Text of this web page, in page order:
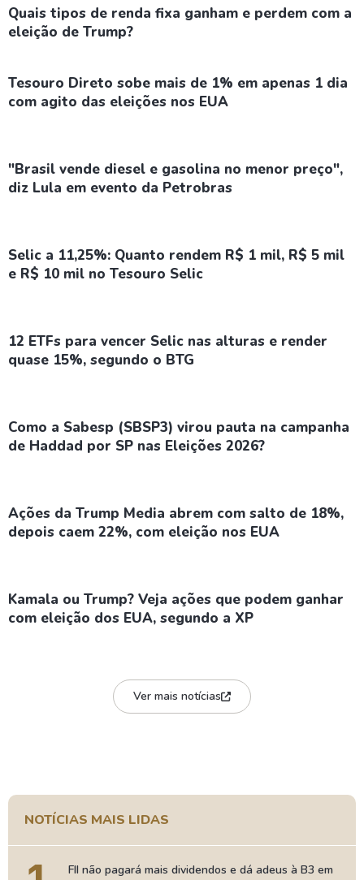
Quais tipos de renda fixa ganham e perdem com a
eleição de Trump?
Tesouro Direto sobe mais de 1% em apenas 1 dia
com agito das eleições nos EUA
"Brasil vende diesel e gasolina no menor preço",
diz Lula em evento da Petrobras
Selic a 11,25%: Quanto rendem R$ 1 mil, R$ 5 mil
e R$ 10 mil no Tesouro Selic
12 ETFs para vencer Selic nas alturas e render
quase 15%, segundo o BTG
Como a Sabesp (SBSP3) virou pauta na campanha
de Haddad por SP nas Eleições 2026?
Ações da Trump Media abrem com salto de 18%,
depois caem 22%, com eleição nos EUA
Kamala ou Trump? Veja ações que podem ganhar
com eleição dos EUA, segundo a XP
Ver mais notícias
NOTÍCIAS MAIS LIDAS
FII não pagará mais dividendos e dá adeus à B3 em